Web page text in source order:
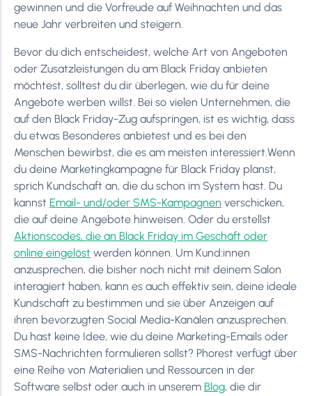
gewinnen und die Vorfreude auf Weihnachten und das
neue Jahr verbreiten und steigern.
Bevor du dich entscheidest, welche Art von Angeboten
oder Zusatzleistungen du am Black Friday anbieten
möchtest, solltest du dir überlegen, wie du für deine
Angebote werben willst. Bei so vielen Unternehmen, die
auf den Black Friday-Zug aufspringen, ist es wichtig, dass
du etwas Besonderes anbietest und es bei den
Menschen bewirbst, die es am meisten interessiert.Wenn
du deine Marketingkampagne für Black Friday planst,
sprich Kundschaft an, die du schon im System hast. Du
kannst Email- und/oder SMS-Kampagnen verschicken,
die auf deine Angebote hinweisen. Oder du erstellst
Aktionscodes, die an Black Friday im Geschäft oder
online eingelöst werden können. Um Kund:innen
anzusprechen, die bisher noch nicht mit deinem Salon
interagiert haben, kann es auch effektiv sein, deine ideale
Kundschaft zu bestimmen und sie über Anzeigen auf
ihren bevorzugten Social Media-Kanälen anzusprechen.
Du hast keine Idee, wie du deine Marketing-Emails oder
SMS-Nachrichten formulieren sollst? Phorest verfügt über
eine Reihe von Materialien und Ressourcen in der
Software selbst oder auch in unserem Blog, die dir